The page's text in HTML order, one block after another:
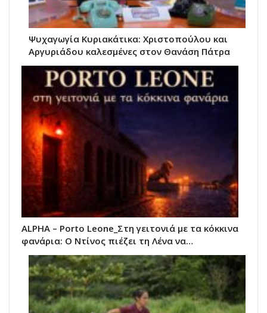
Ψυχαγωγία Κυριακάτικα: Χριστοπούλου και
Αργυριάδου καλεσμένες στον Θανάση Πάτρα
ALPHA – Porto Leone_Στη γειτονιά με τα κόκκινα
φανάρια: Ο Ντίνος πιέζει τη Λένα να…